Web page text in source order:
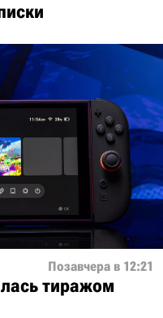
Позавчера в 12:21
тиражом